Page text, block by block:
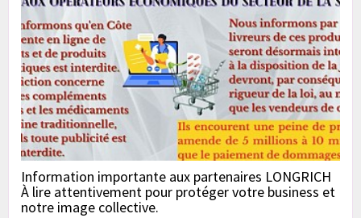
Information importante aux partenaires LONGRICH
À lire attentivement pour protéger votre business et
notre image collective.